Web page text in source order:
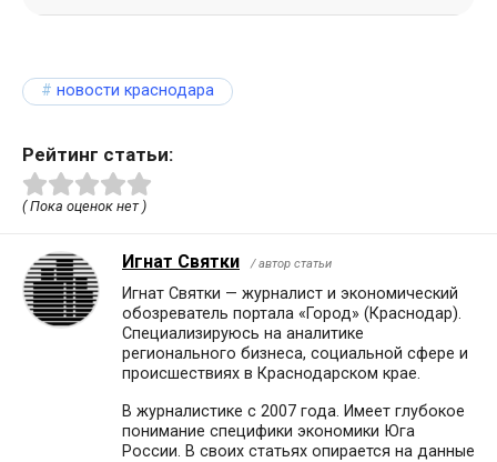
новости краснодара
Рейтинг статьи:
( Пока оценок нет )
Игнат Святки / автор статьи
Игнат Святки — журналист и экономический
обозреватель портала «Город» (Краснодар).
Специализируюсь на аналитике
регионального бизнеса, социальной сфере и
происшествиях в Краснодарском крае.
В журналистике с 2007 года. Имеет глубокое
понимание специфики экономики Юга
России. В своих статьях опирается на данные